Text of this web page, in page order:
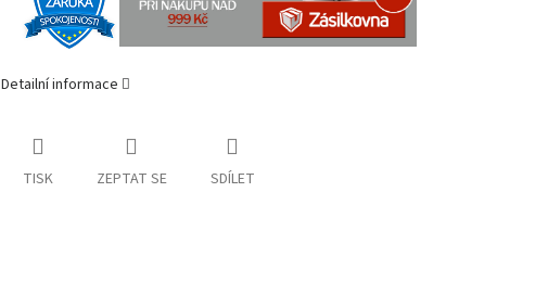
Detailní informace
TISK ZEPTAT SE SDÍLET